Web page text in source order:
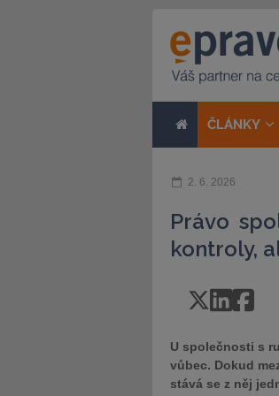
ČLÁNKY
2. 6. 2026
Právo
kontroly,
U společnosti s
vůbec. Dokud
stává se z něj